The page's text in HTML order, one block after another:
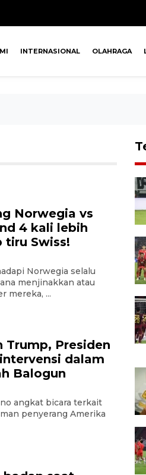
INTERNASIONAL OLAHRAGA
Norwegia vs
4 kali lebih
tiru Swiss!
Norwegia selalu
menjinakkan atau
mereka, ...
Presiden
dalam
Balogun
angkat bicara terkait
penyerang Amerika